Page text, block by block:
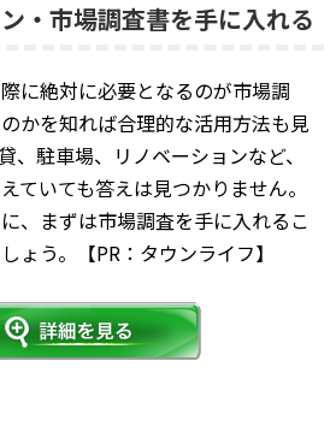
・市場調査書を手に入れる
に絶対に必要となるのが市場調
かを知れば合理的な活用方法も見
、駐車場、リノベーションなど、
ていても答えは見つかりません。
、まずは市場調査を手に入れるこ
ょう。【PR：タウンライフ】